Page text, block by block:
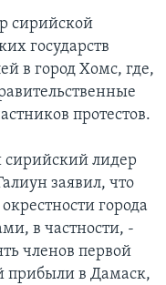
сирийской
государств
в город Хомс, где,
протестов.
сирийский лидер
заявил, что
города
в частности, -
членов первой
прибыли в Дамаск,